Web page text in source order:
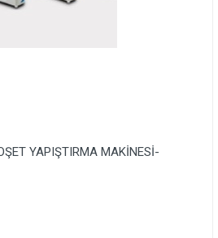
YAPIŞTIRMA MAKİNESİ-